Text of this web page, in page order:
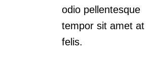
odio pellentesque
tempor sit amet at
felis.